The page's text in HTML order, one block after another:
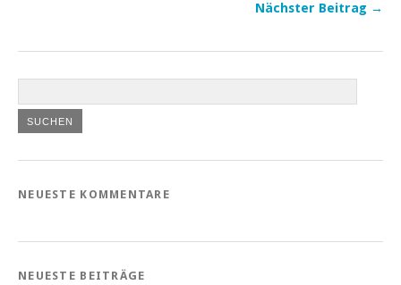
Nächster Beitrag →
NEUESTE KOMMENTARE
NEUESTE BEITRÄGE